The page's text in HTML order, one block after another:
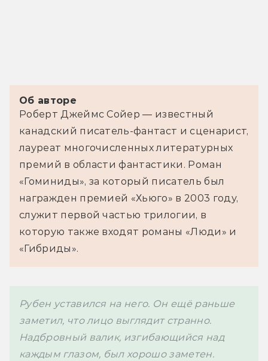
Об авторе
Роберт Джеймс Сойер — известный
канадский писатель-фантаст и сценарист,
лауреат многочисленных литературных
премий в области фантастики. Роман
«Гоминиды», за который писатель был
награжден премией «Хьюго» в 2003 году,
служит первой частью трилогии, в
которую также входят романы «Люди» и
«Гибриды».
Рубен уставился на него. Он ещё раньше
заметил, что лицо выглядит странно.
Надбровный валик, изгибающийся над
каждым глазом, был хорошо заметен.